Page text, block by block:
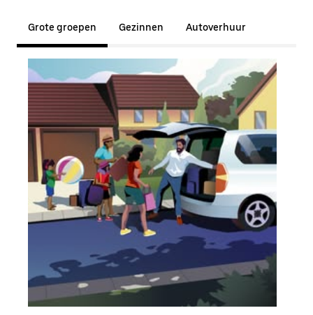
Grote groepen Gezinnen Autoverhuur